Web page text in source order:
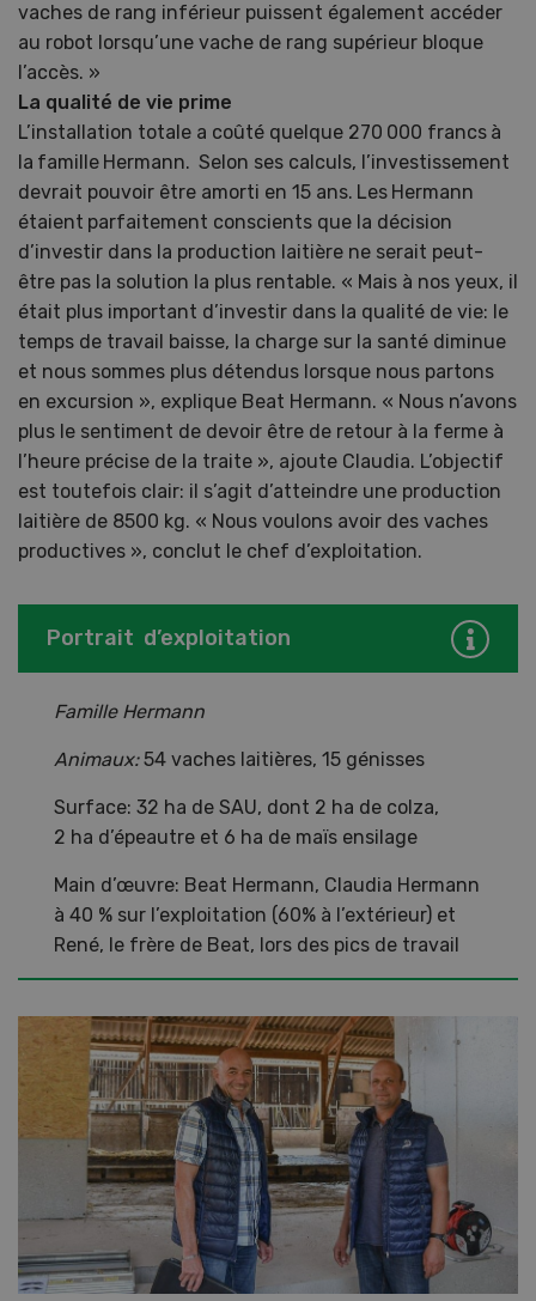
vaches de rang inférieur puissent également accéder
au robot lorsqu’une vache de rang supérieur bloque
l’accès. »
La qualité de vie prime
L’installation totale a coûté quelque 270 000 francs à
la famille Hermann. Selon ses calculs, l’investissement
devrait pouvoir être amorti en 15 ans. Les Hermann
étaient parfaitement conscients que la décision
d’investir dans la production laitière ne serait peut-
être pas la solution la plus rentable. « Mais à nos yeux, il
était plus important d’investir dans la qualité de vie: le
temps de travail baisse, la charge sur la santé diminue
et nous sommes plus détendus lorsque nous partons
en excursion », explique Beat Hermann. « Nous n’avons
plus le sentiment de devoir être de retour à la ferme à
l’heure précise de la traite », ajoute Claudia. L’objectif
est toutefois clair: il s’agit d’atteindre une production
laitière de 8500 kg. « Nous voulons avoir des vaches
productives », conclut le chef d’exploitation.
Portrait d’exploitation
Famille Hermann
Animaux:54 vaches laitières, 15 génisses
Surface: 32 ha de SAU, dont 2 ha de colza,
2 ha d’épeautre et 6 ha de maïs ensilage
Main d’œuvre: Beat Hermann, Claudia Hermann
à 40 % sur l’exploitation (60% à l’extérieur) et
René, le frère de Beat, lors des pics de travail